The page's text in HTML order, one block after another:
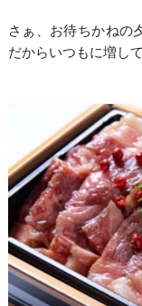
さぁ、お待ちかねの
だからいつもに増し